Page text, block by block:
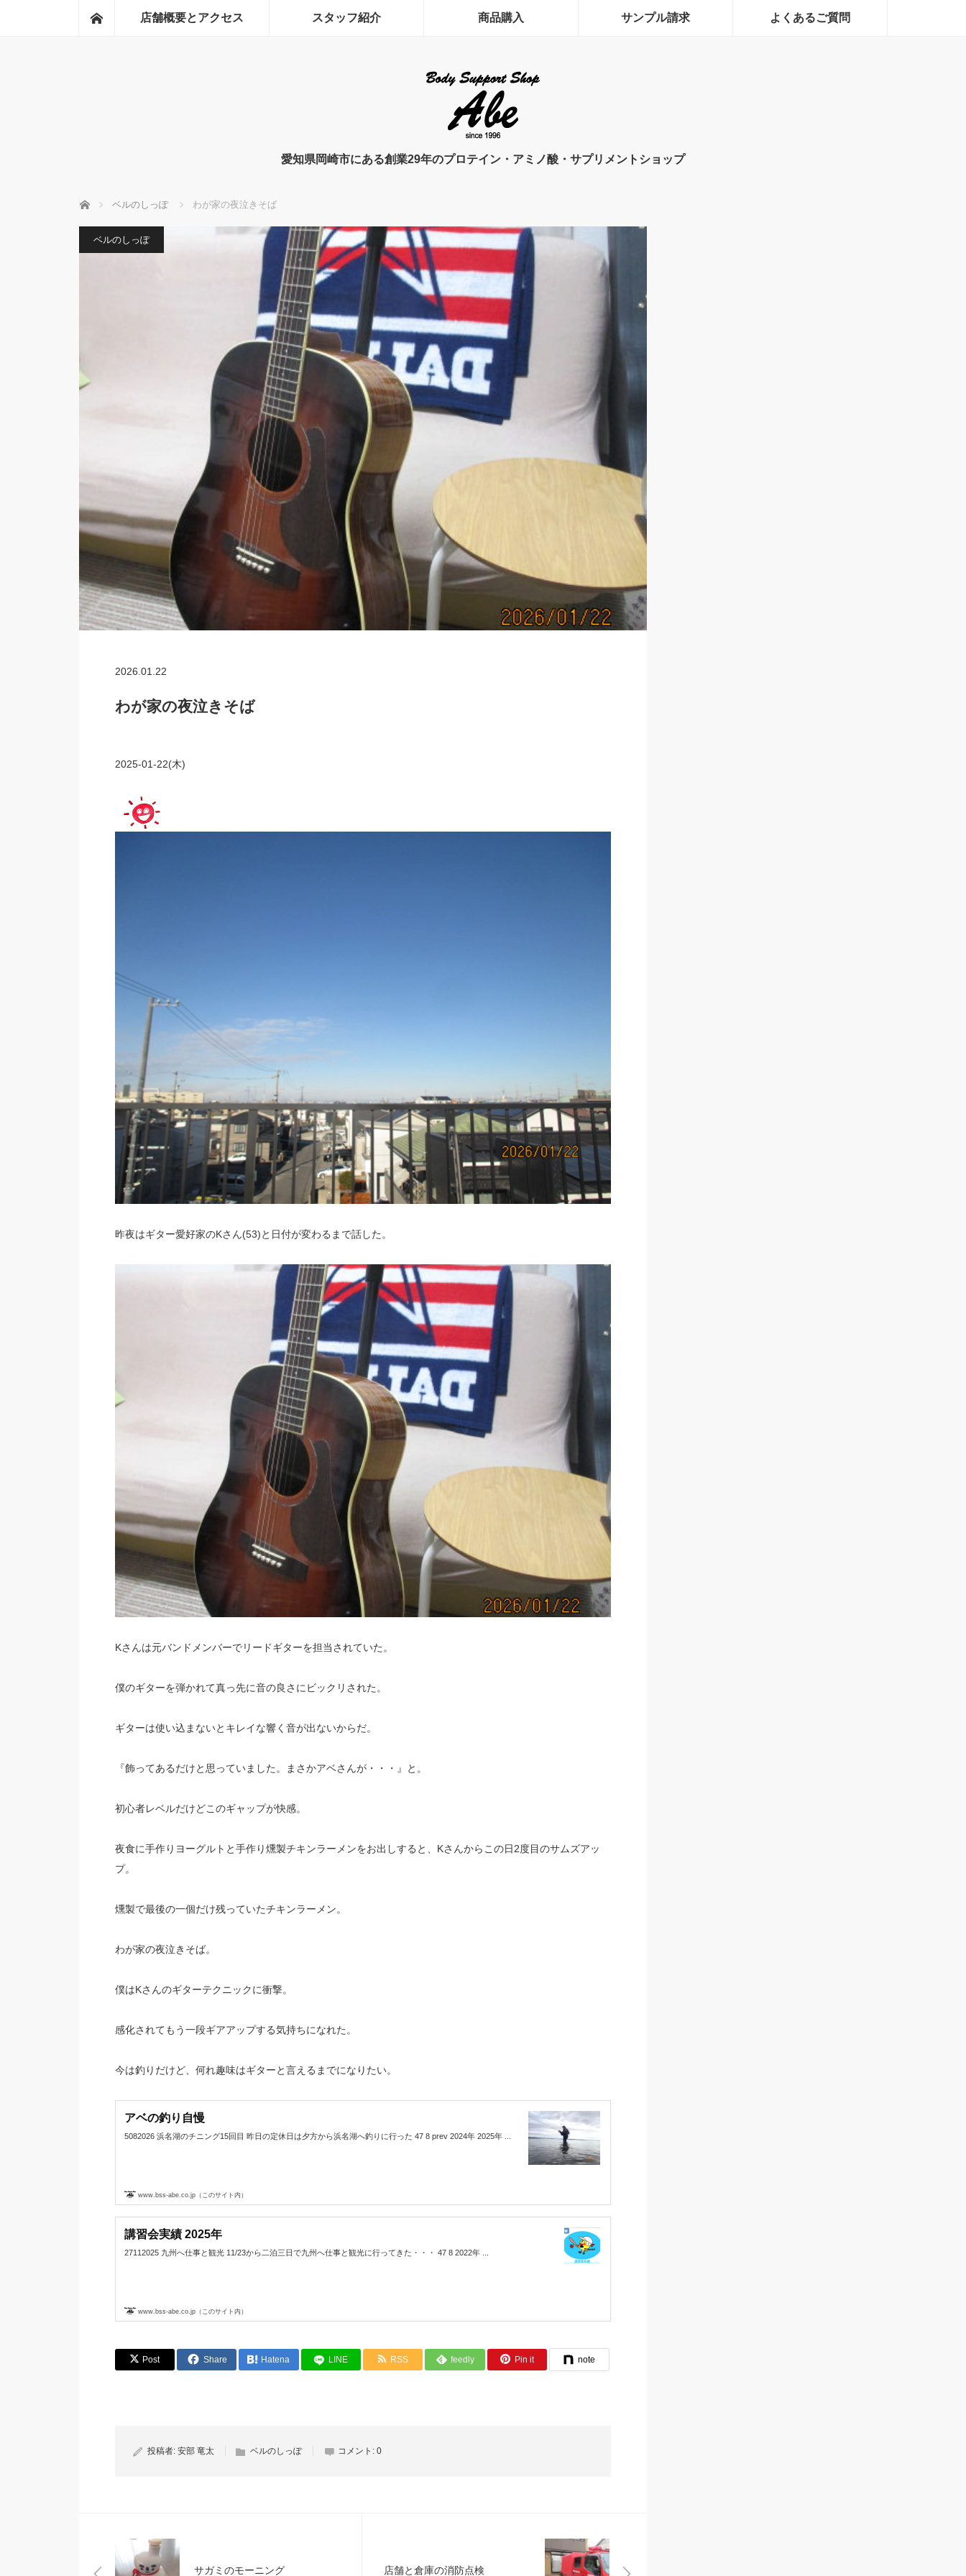
ホーム店舗概要とアクセス スタッフ紹介 商品購入 サンプル請求 よくあるご質問
愛知県岡崎市にある創業29年のプロテイン・アミノ酸・サプリメントショップ
ホーム ベルのしっぽ わが家の夜泣きそば
ベルのしっぽ
2026.01.22
わが家の夜泣きそば
2025-01-22(木)
昨夜はギター愛好家のKさん(53)と日付が変わるまで話した。
Kさんは元バンドメンバーでリードギターを担当されていた。
僕のギターを弾かれて真っ先に音の良さにビックリされた。
ギターは使い込まないとキレイな響く音が出ないからだ。
『飾ってあるだけと思っていました。まさかアベさんが・・・』と。
初心者レベルだけどこのギャップが快感。
夜食に手作りヨーグルトと手作り燻製チキンラーメンをお出しすると、Kさんからこの日2度目のサムズアッ
プ。
燻製で最後の一個だけ残っていたチキンラーメン。
わが家の夜泣きそば。
僕はKさんのギターテクニックに衝撃。
感化されてもう一段ギアアップする気持ちになれた。
今は釣りだけど、何れ趣味はギターと言えるまでになりたい。
アベの釣り自慢
5082026 浜名湖のチニング15回目 昨日の定休日は夕方から浜名湖へ釣りに行った 47 8 prev 2024年 2025年 ...
www.bss-abe.co.jp（このサイト内）
講習会実績 2025年
27112025 九州へ仕事と観光 11/23から二泊三日で九州へ仕事と観光に行ってきた・・・ 47 8 2022年 ...
www.bss-abe.co.jp（このサイト内）
Post Share Hatena LINE RSS feedly Pin it note
投稿者: 安部 竜太 ベルのしっぽ コメント: 0
サガミのモーニング 店舗と倉庫の消防点検